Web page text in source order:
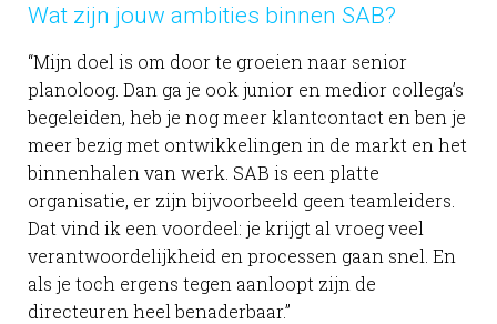
Wat zijn jouw ambities binnen SAB?
“Mijn doel is om door te groeien naar senior
planoloog. Dan ga je ook junior en medior collega’s
begeleiden, heb je nog meer klantcontact en ben je
meer bezig met ontwikkelingen in de markt en het
binnenhalen van werk. SAB is een platte
organisatie, er zijn bijvoorbeeld geen teamleiders.
Dat vind ik een voordeel: je krijgt al vroeg veel
verantwoordelijkheid en processen gaan snel. En
als je toch ergens tegen aanloopt zijn de
directeuren heel benaderbaar.”